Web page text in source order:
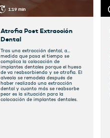
1:19 min
Atrofia Post Extracción
Dental
Tras una extracción dental, a
medida que pasa el tiempo se
complica la colocación de
implantes dentales porque el hueso
de va reabsorbiendo y se atrofia. El
alveolo se remodela después de
haber realizado una extracción
dental y cuanto más se reabsorbe
peor es la situación para la
colocación de implantes dentales.